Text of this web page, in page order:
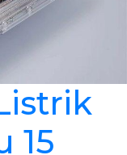
15